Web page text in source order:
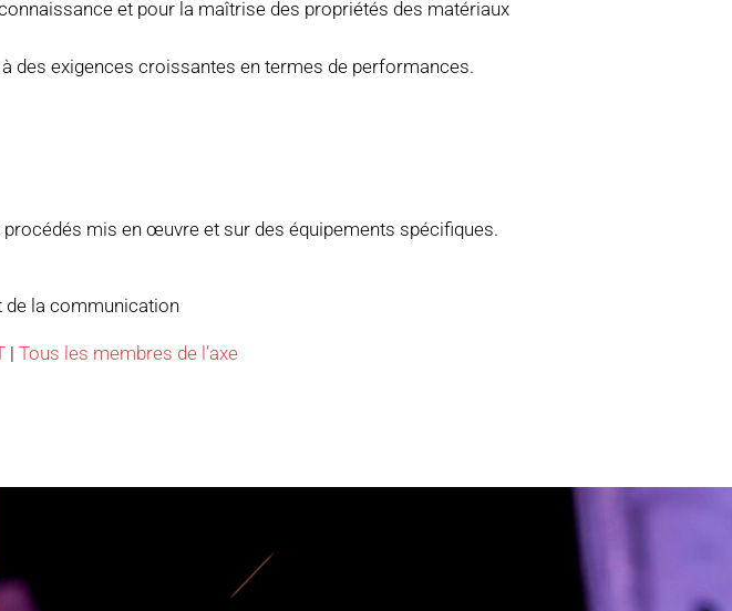
et pour la maîtrise des propriétés des matériaux
exigences croissantes en termes de performances.
mis en œuvre et sur des équipements spécifiques.
de la communication
| Tous les membres de l’axe